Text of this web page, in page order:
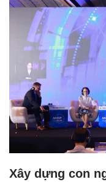
Xây dựng con